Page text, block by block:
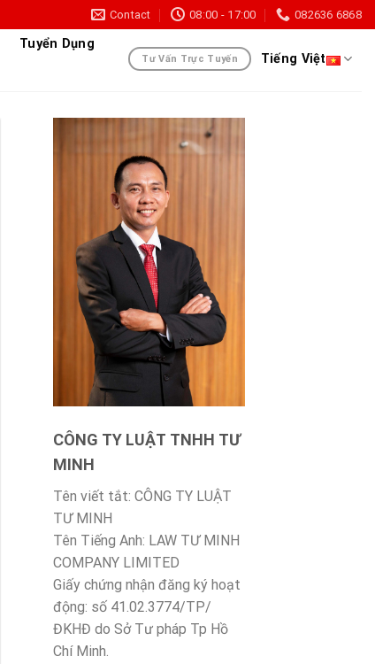
Contact 08:00 - 17:00 082636 6868
Tuyển Dụng
Tư Vấn Trực Tuyến Tiếng Việt
CÔNG TY LUẬT TNHH TƯ
MINH
Tên viết tắt: CÔNG TY LUẬT
TƯ MINH
Tên Tiếng Anh: LAW TƯ MINH
COMPANY LIMITED
Giấy chứng nhận đăng ký hoạt
động: số 41.02.3774/TP/
ĐKHĐ do Sở Tư pháp Tp Hồ
Chí Minh.